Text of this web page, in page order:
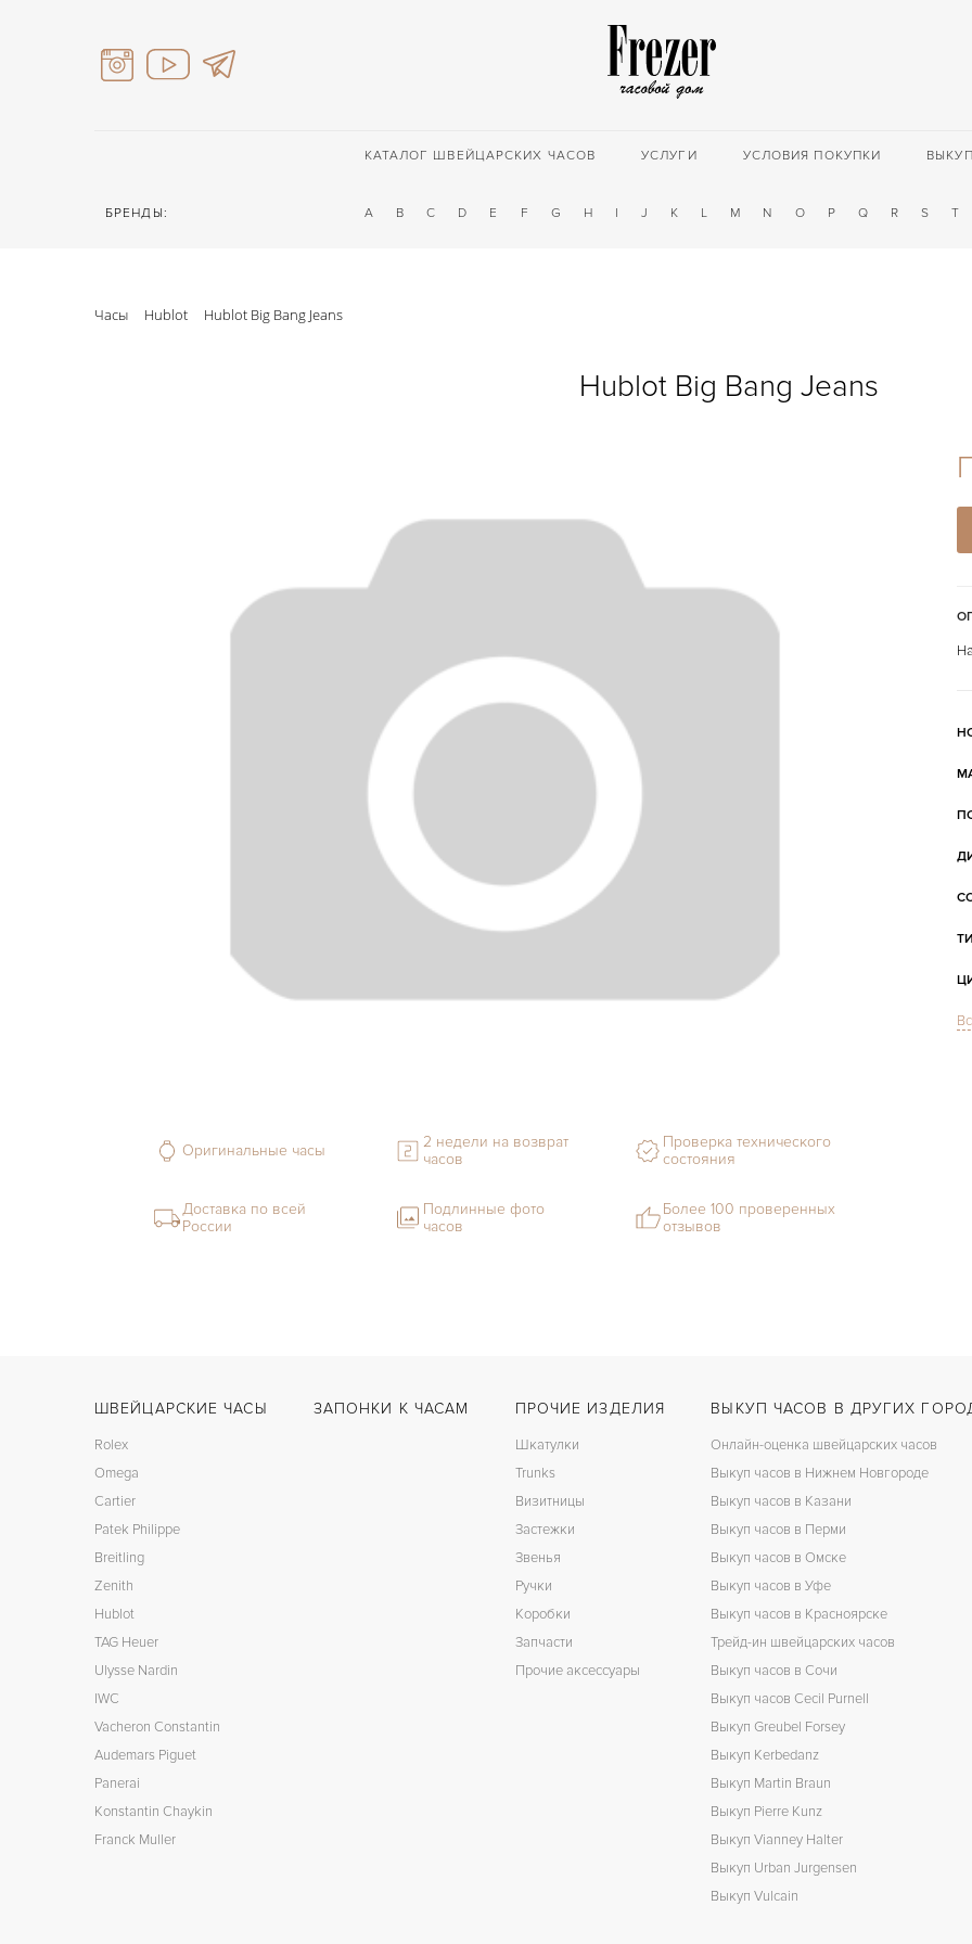
КАТАЛОГ ШВЕЙЦАРСКИХ ЧАСОВ УСЛУГИ УСЛОВИЯ ПОКУПКИ ВЫКУП
БРЕНДЫ: A B C D E F G H I J K L M N O P Q R S T
Часы Hublot Hublot Big Bang Jeans
Hublot Big Bang Jeans
Оригинальные часы
2 недели на возврат
часов
Проверка технического
состояния
Доставка по всей
России
Подлинные фото
часов
Более 100 проверенных
отзывов
ШВЕЙЦАРСКИЕ ЧАСЫ
Rolex
Omega
Cartier
Patek Philippe
Breitling
Zenith
Hublot
TAG Heuer
Ulysse Nardin
IWC
Vacheron Constantin
Audemars Piguet
Panerai
Konstantin Chaykin
Franck Muller
ЗАПОНКИ К ЧАСАМ ПРОЧИЕ ИЗДЕЛИЯ
Шкатулки
Trunks
Визитницы
Застежки
Звенья
Ручки
Коробки
Запчасти
Прочие аксессуары
ВЫКУП ЧАСОВ В ДРУГИХ
Онлайн-оценка швейцарских часов
Выкуп часов в Нижнем Новгороде
Выкуп часов в Казани
Выкуп часов в Перми
Выкуп часов в Омске
Выкуп часов в Уфе
Выкуп часов в Красноярске
Трейд-ин швейцарских часов
Выкуп часов в Сочи
Выкуп часов Cecil Purnell
Выкуп Greubel Forsey
Выкуп Kerbedanz
Выкуп Martin Braun
Выкуп Pierre Kunz
Выкуп Vianney Halter
Выкуп Urban Jurgensen
Выкуп Vulcain